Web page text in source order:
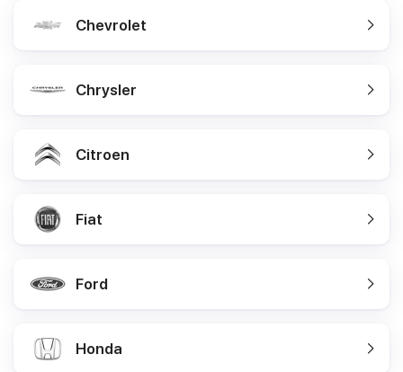
Chevrolet
Chrysler
Citroen
Fiat
Ford
Honda